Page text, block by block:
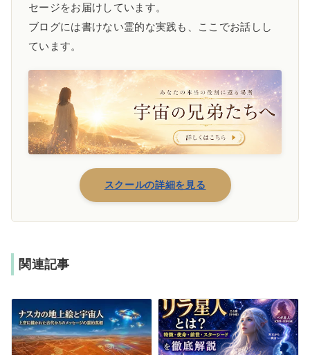
セージをお届けしています。
ブログには書けない霊的な実践も、ここでお話しし
ています。
スクールの詳細を見る
関連記事